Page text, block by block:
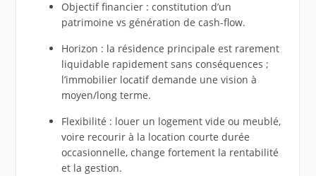
Objectif financier : constitution d’un
patrimoine vs génération de cash-flow.
Horizon : la résidence principale est rarement
liquidable rapidement sans conséquences ;
l’immobilier locatif demande une vision à
moyen/long terme.
Flexibilité : louer un logement vide ou meublé,
voire recourir à la location courte durée
occasionnelle, change fortement la rentabilité
et la gestion.